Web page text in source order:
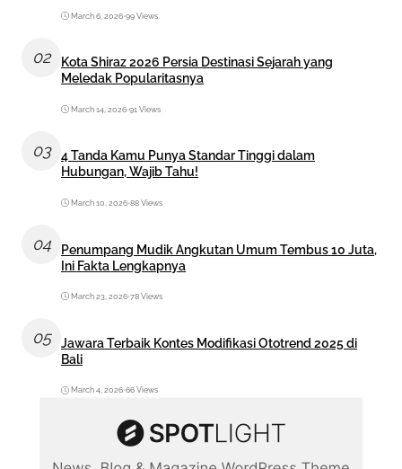
March 6, 2026•99 Views
02
Kota Shiraz 2026 Persia Destinasi Sejarah yang
Meledak Popularitasnya
March 14, 2026•91 Views
03
4 Tanda Kamu Punya Standar Tinggi dalam
Hubungan, Wajib Tahu!
March 10, 2026•88 Views
04
Penumpang Mudik Angkutan Umum Tembus 10 Juta,
Ini Fakta Lengkapnya
March 23, 2026•78 Views
05
Jawara Terbaik Kontes Modifikasi Ototrend 2025 di
Bali
March 4, 2026•66 Views